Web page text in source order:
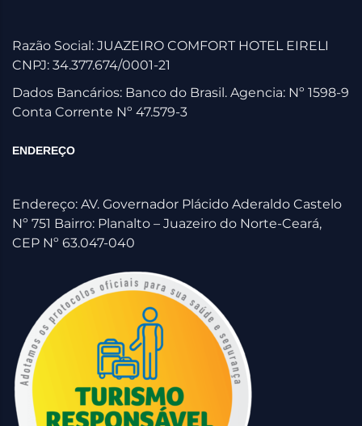
Razão Social: JUAZEIRO COMFORT HOTEL EIRELI
CNPJ: 34.377.674/0001-21
Dados Bancários: Banco do Brasil. Agencia: Nº 1598-9
Conta Corrente Nº 47.579-3
ENDEREÇO
Endereço: AV. Governador Plácido Aderaldo Castelo
Nº 751 Bairro: Planalto – Juazeiro do Norte-Ceará,
CEP Nº 63.047-040